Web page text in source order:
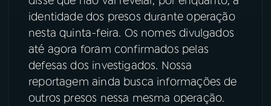
identidade dos presos durante operação
nesta quinta-feira. Os nomes divulgados
até agora foram confirmados pelas
defesas dos investigados. Nossa
reportagem ainda busca informações de
outros presos nessa mesma operação.